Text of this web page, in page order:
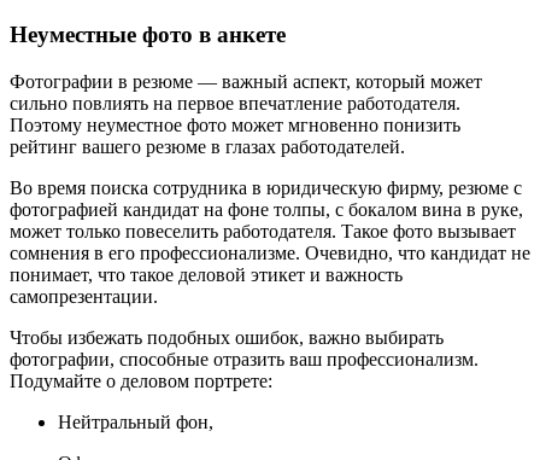
Неуместные фото в анкете
Фотографии в резюме — важный аспект, который может
сильно повлиять на первое впечатление работодателя.
Поэтому неуместное фото может мгновенно понизить
рейтинг вашего резюме в глазах работодателей.
Во время поиска сотрудника в юридическую фирму, резюме с
фотографией кандидат на фоне толпы, с бокалом вина в руке,
может только повеселить работодателя. Такое фото вызывает
сомнения в его профессионализме. Очевидно, что кандидат не
понимает, что такое деловой этикет и важность
самопрезентации.
Чтобы избежать подобных ошибок, важно выбирать
фотографии, способные отразить ваш профессионализм.
Подумайте о деловом портрете:
Нейтральный фон,